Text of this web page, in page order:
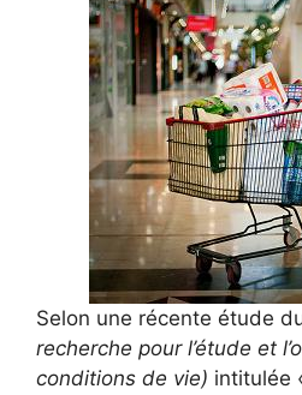
Selon une récente étude
recherche pour l’étude et
conditions de vie) intitulée